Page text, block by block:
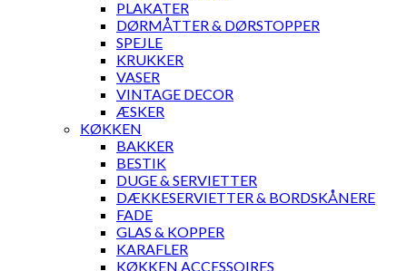
PLAKATER
DØRMÅTTER & DØRSTOPPER
SPEJLE
KRUKKER
VASER
VINTAGE DECOR
ÆSKER
KØKKEN
BAKKER
BESTIK
DUGE & SERVIETTER
DÆKKESERVIETTER & BORDSKÅNERE
FADE
GLAS & KOPPER
KARAFLER
KØKKEN ACCESSOIRES